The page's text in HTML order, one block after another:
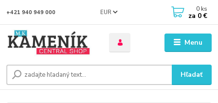
Menu
EUR
Hľadať
+421 940 949 000 0 ks
za 0 €